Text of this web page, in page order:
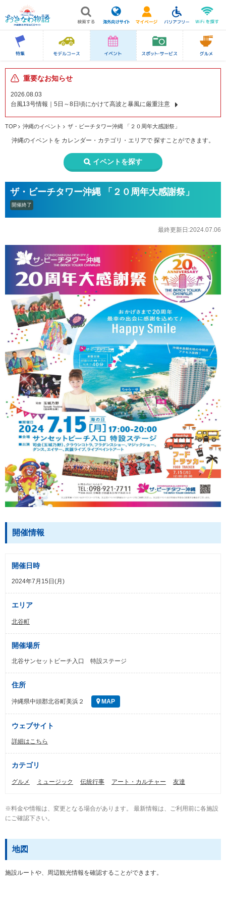
重要なお知らせ
2026.08.03
台風13号情報｜5日～8日頃にかけて高波と暴風に厳重注意
TOP 沖縄のイベント ザ・ビーチタワー沖縄 「２０周年大感謝祭」
沖縄のイベントを カレンダー・カテゴリ・エリアで 探すことができます。
イベントを探す
ザ・ビーチタワー沖縄 「２０周年大感謝祭」
開催終了
最終更新日:2024.07.06
開催情報
開催日時
2024年7月15日(月)
エリア
北谷町
開催場所
北谷サンセットビーチ入口 特設ステージ
住所
沖縄県中頭郡北谷町美浜２ MAP
ウェブサイト
詳細はこちら
カテゴリ
グルメ ミュージック 伝統行事 アート・カルチャー 友達
※料金や情報は、変更となる場合があります。 最新情報は、ご利用前に各施設
にご確認下さい。
地図
施設ルートや、周辺観光情報を確認することができます。